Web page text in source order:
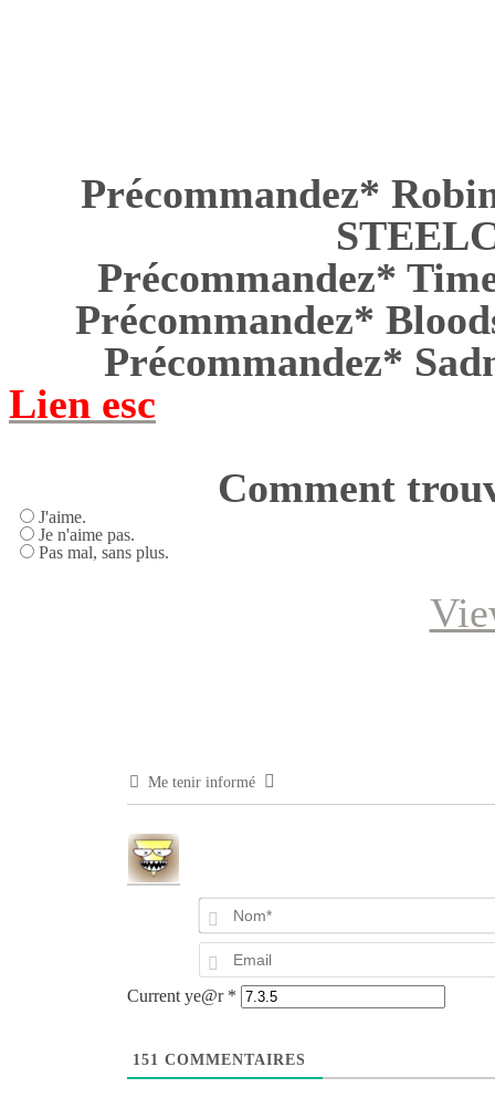
Précommandez*
Précommandez*
Précommandez*
Précommandez*
Lien esc
Comment
J'aime.
Je n'aime pas.
Pas mal, sans plus.
Me tenir informé
Current ye@r *
151 COMMENTAIRES